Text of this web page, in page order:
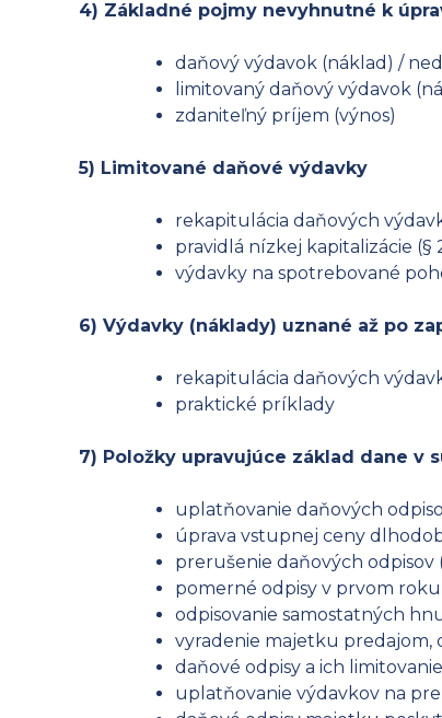
4) Základné pojmy nevyhnutné k
daňový výdavok (náklad) /
limitovaný daňový výdavok
zdaniteľný príjem (výnos)
5) Limitované daňové výdavky
rekapitulácia daňových
pravidlá nízkej kapitalizácie (§
výdavky na spotrebované
6) Výdavky (náklady) uznané až po
rekapitulácia daňových
praktické príklady
7) Položky upravujúce základ dane
uplatňovanie daňových
úprava vstupnej ceny
prerušenie daňových odpisov
pomerné odpisy v prvom
odpisovanie samostatných
vyradenie majetku predajom,
daňové odpisy a ich
uplatňovanie výdavkov na